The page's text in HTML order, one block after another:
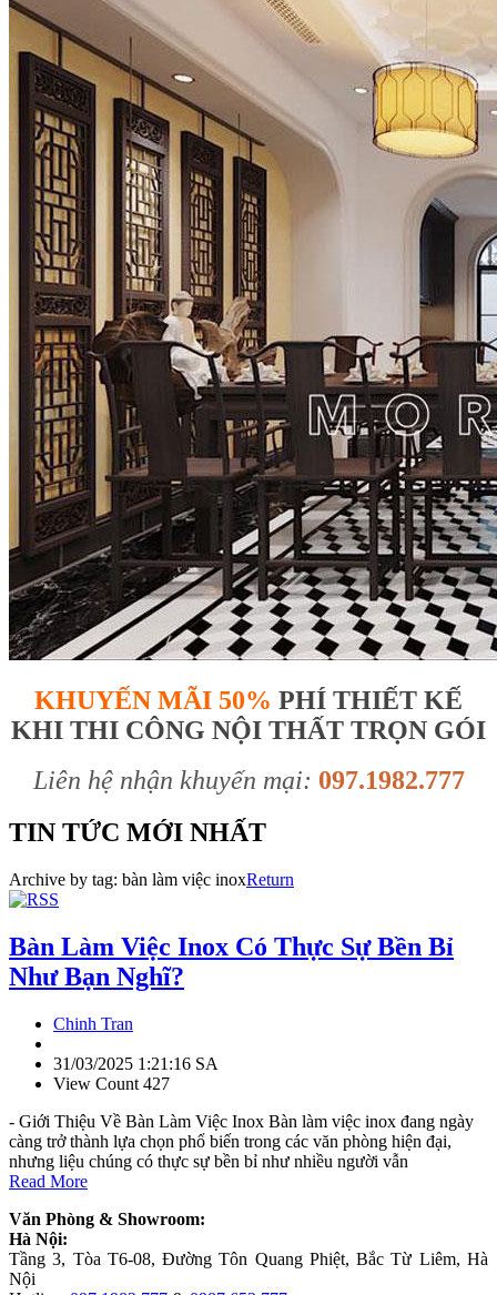
KHUYẾN MÃI 50% PHÍ THIẾT KẾ
KHI THI CÔNG NỘI THẤT TRỌN GÓI
Liên hệ nhận khuyến mại: 097.1982.777
TIN TỨC MỚI NHẤT
Archive by tag: bàn làm việc inoxReturn
Bàn Làm Việc Inox Có Thực Sự Bền Bỉ
Như Bạn Nghĩ?
Chinh Tran
31/03/2025 1:21:16 SA
View Count 427
- Giới Thiệu Về Bàn Làm Việc Inox Bàn làm việc inox đang ngày
càng trở thành lựa chọn phổ biến trong các văn phòng hiện đại,
nhưng liệu chúng có thực sự bền bỉ như nhiều người vẫn
Read More
Văn Phòng & Showroom:
Hà Nội:
Tầng 3, Tòa T6-08, Đường Tôn Quang Phiệt, Bắc Từ Liêm, Hà
Nội